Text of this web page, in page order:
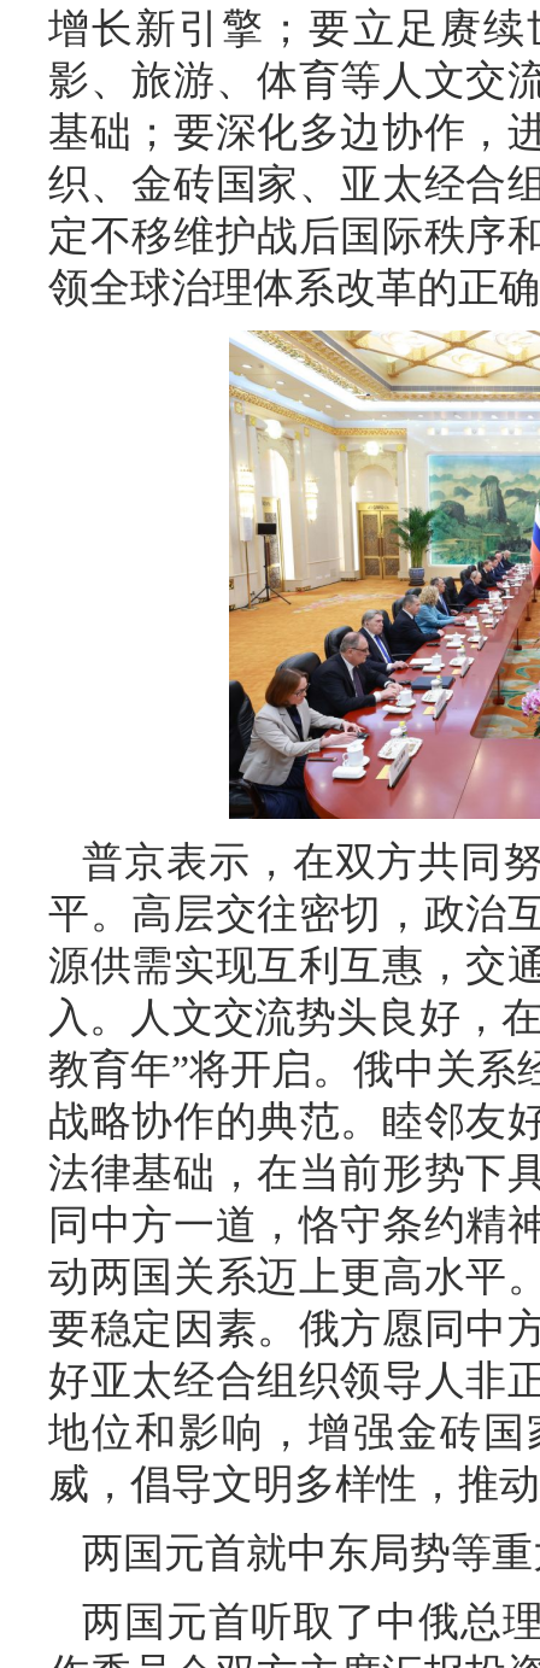
增长新引擎；要立足赓
影、旅游、体育等人文交
基础；要深化多边协作，
织、金砖国家、亚太经合
定不移维护战后国际秩序
领全球治理体系改革的正
普京表示，在双方共同
平。高层交往密切，政治
源供需实现互利互惠，交
入。人文交流势头良好，
教育年”将开启。俄中关系
战略协作的典范。睦邻友
法律基础，在当前形势下
同中方一道，恪守条约精
动两国关系迈上更高水平
要稳定因素。俄方愿同中
好亚太经合组织领导人非
地位和影响，增强金砖
威，倡导文明多样性，推
两国元首就中东局势等
两国元首听取了中俄总